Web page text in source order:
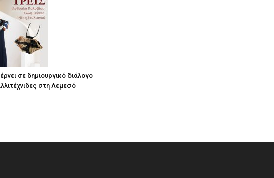
σε δημιουργικό διάλογο
στη Λεμεσό